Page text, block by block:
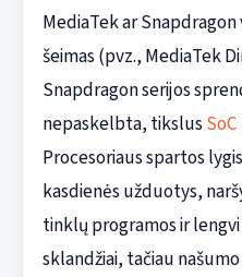
MediaTek ar
šeimas (pvz., MediaTek
Snapdragon serijos
nepaskelbta, tikslusSoC
Procesoriaus spartos
kasdienės užduotys,
tinklų programos ir
sklandžiai, tačiau